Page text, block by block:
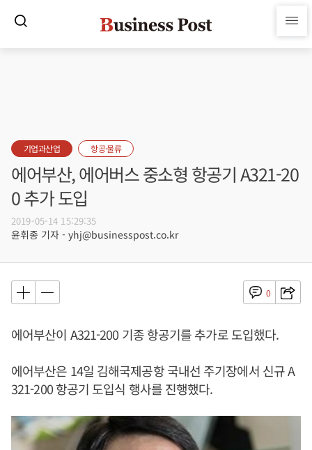
기업과산업 항공·물류
에어부산, 에어버스 중소형 항공기 A321-20
0 추가 도입
2019-05-14 15:29:35
윤휘종 기자 - yhj@businesspost.co.kr
0
에어부산이 A321-200 기종 항공기를 추가로 도입했다.
에어부산은 14일 김해국제공항 국내선 주기장에서 신규 A
321-200 항공기 도입식 행사를 진행했다.